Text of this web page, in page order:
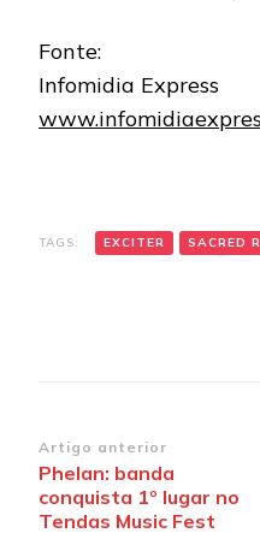
Fonte:
Infomidia Express
TAGS: EXCITER SACRED
Navegação
de
post
Artigo anterior
Phelan: banda
conquista 1º lugar no
Tendas Music Fest